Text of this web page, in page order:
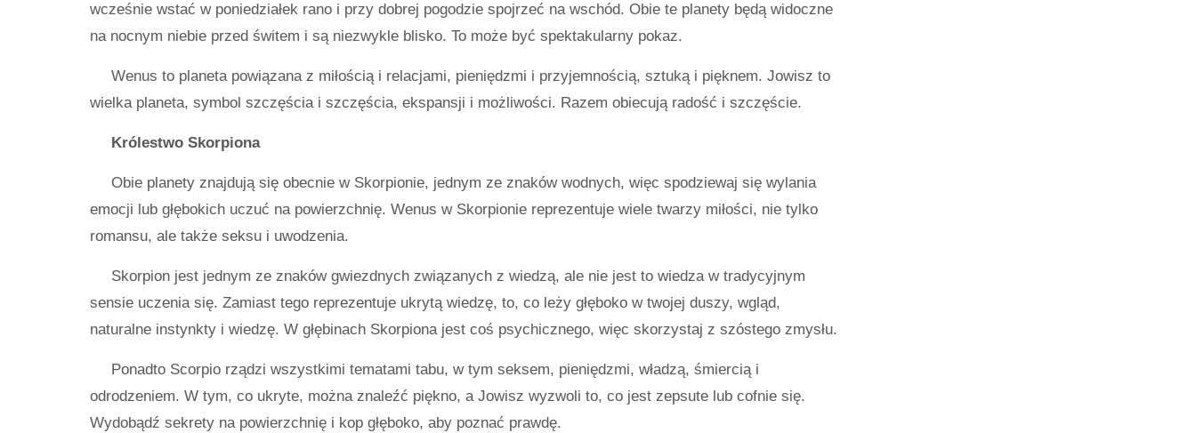
wcześnie wstać w poniedziałek rano i przy dobrej pogodzie spojrzeć na wschód. Obie te planety będą widoczne
na nocnym niebie przed świtem i są niezwykle blisko. To może być spektakularny pokaz.
Wenus to planeta powiązana z miłością i relacjami, pieniędzmi i przyjemnością, sztuką i pięknem. Jowisz to
wielka planeta, symbol szczęścia i szczęścia, ekspansji i możliwości. Razem obiecują radość i szczęście.
Królestwo Skorpiona
Obie planety znajdują się obecnie w Skorpionie, jednym ze znaków wodnych, więc spodziewaj się wylania
emocji lub głębokich uczuć na powierzchnię. Wenus w Skorpionie reprezentuje wiele twarzy miłości, nie tylko
romansu, ale także seksu i uwodzenia.
Skorpion jest jednym ze znaków gwiezdnych związanych z wiedzą, ale nie jest to wiedza w tradycyjnym
sensie uczenia się. Zamiast tego reprezentuje ukrytą wiedzę, to, co leży głęboko w twojej duszy, wgląd,
naturalne instynkty i wiedzę. W głębinach Skorpiona jest coś psychicznego, więc skorzystaj z szóstego zmysłu.
Ponadto Scorpio rządzi wszystkimi tematami tabu, w tym seksem, pieniędzmi, władzą, śmiercią i
odrodzeniem. W tym, co ukryte, można znaleźć piękno, a Jowisz wyzwoli to, co jest zepsute lub cofnie się.
Wydobądź sekrety na powierzchnię i kop głęboko, aby poznać prawdę.